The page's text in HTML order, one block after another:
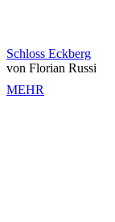
Schloss Eckberg
von Florian Russi
MEHR